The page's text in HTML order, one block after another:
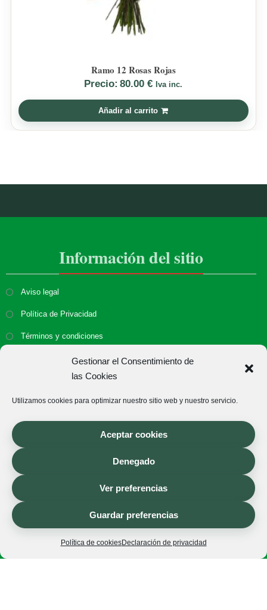
Gestionar el Consentimiento de
las Cookies
Utilizamos cookies para optimizar nuestro sitio web y nuestro servicio.
Aceptar cookies
Denegado
Ver preferencias
Guardar preferencias
Política de cookiesDeclaración de privacidad
Ramo 12 Rosas Rojas
Precio: 80.00€ Iva inc.
Añadir al carrito
Información del sitio
Aviso legal
Política de Privacidad
Términos y condiciones
Donde y cómo entregamos
Quienes somos